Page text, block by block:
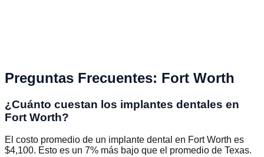
Preguntas Frecuentes: Fort Worth
¿Cuánto cuestan los implantes dentales en
Fort Worth?
El costo promedio de un implante dental en Fort Worth es
$4,100. Esto es un 7% más bajo que el promedio de Texas.